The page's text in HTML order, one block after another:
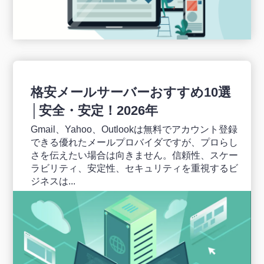
格安メールサーバーおすすめ10選
│安全・安定！2026年
Gmail、Yahoo、Outlookは無料でアカウント登録
できる優れたメールプロバイダですが、プロらし
さを伝えたい場合は向きません。信頼性、スケー
ラビリティ、安定性、セキュリティを重視するビ
ジネスは...